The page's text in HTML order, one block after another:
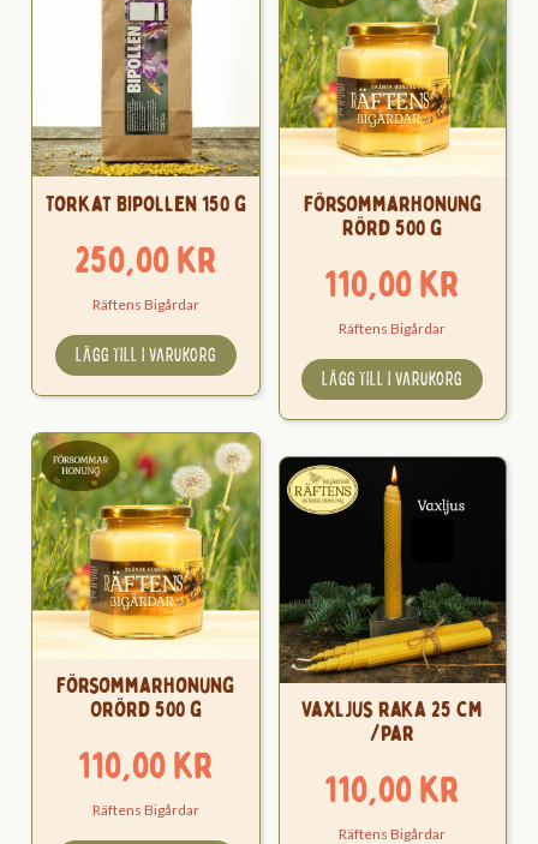
Torkat Bipollen 150 g
250,00kr
Räftens Bigårdar
LÄGG TILL I VARUKORG
Försommarhonung
Rörd 500 g
110,00kr
Räftens Bigårdar
LÄGG TILL I VARUKORG
Försommarhonung
Orörd 500 g
110,00kr
Räftens Bigårdar
Vaxljus raka 25 cm
/par
110,00kr
Räftens Bigårdar